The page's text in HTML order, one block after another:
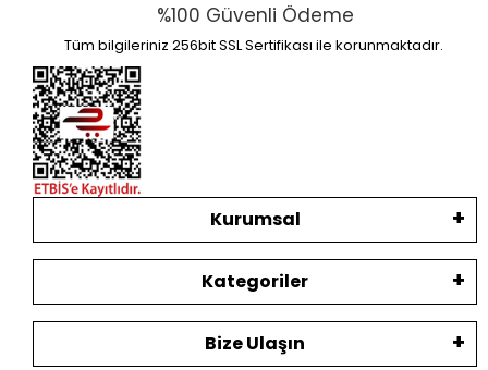
%100 Güvenli Ödeme
Tüm bilgileriniz 256bit SSL Sertifikası ile korunmaktadır.
Kurumsal
Kategoriler
Bize Ulaşın